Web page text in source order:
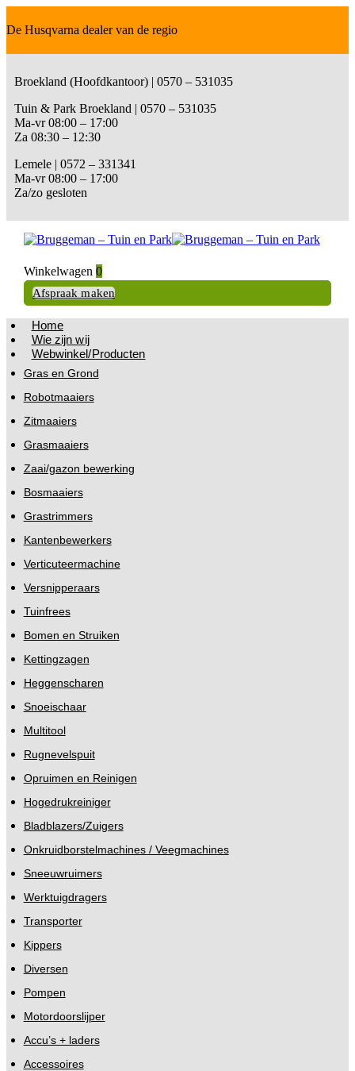
De Husqvarna dealer van de regio
Broekland (Hoofdkantoor) | 0570 – 531035
Tuin & Park Broekland | 0570 – 531035
Ma-vr 08:00 – 17:00
Za 08:30 – 12:30
Lemele | 0572 – 331341
Ma-vr 08:00 – 17:00
Za/zo gesloten
Winkelwagen 0
Afspraak maken
Home
Wie zijn wij
Webwinkel/Producten
Gras en Grond
Robotmaaiers
Zitmaaiers
Grasmaaiers
Zaai/gazon bewerking
Bosmaaiers
Grastrimmers
Kantenbewerkers
Verticuteermachine
Versnipperaars
Tuinfrees
Bomen en Struiken
Kettingzagen
Heggenscharen
Snoeischaar
Multitool
Rugnevelspuit
Opruimen en Reinigen
Hogedrukreiniger
Bladblazers/Zuigers
Onkruidborstelmachines / Veegmachines
Sneeuwruimers
Werktuigdragers
Transporter
Kippers
Diversen
Pompen
Motordoorslijper
Accu’s + laders
Accessoires